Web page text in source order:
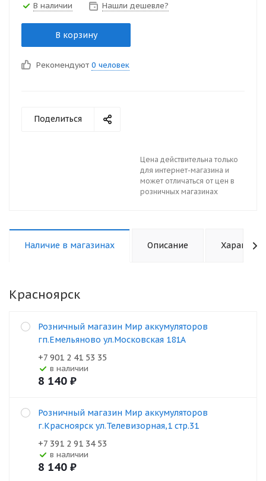
В наличии Нашли дешевле?
В корзину
Рекомендуют 0 человек
Поделиться
Цена действительна только
для интернет-магазина и
может отличаться от цен в
розничных магазинах
Наличие в магазинах Описание
Красноярск
Розничный магазин Мир аккумуляторов
гп.Емельяново ул.Московская 181А
+7 901 2 41 53 35
В наличии
8 140 ₽
Розничный магазин Мир аккумуляторов
г.Красноярск ул.Телевизорная,1 стр.31
+7 391 2 91 34 53
В наличии
8 140 ₽